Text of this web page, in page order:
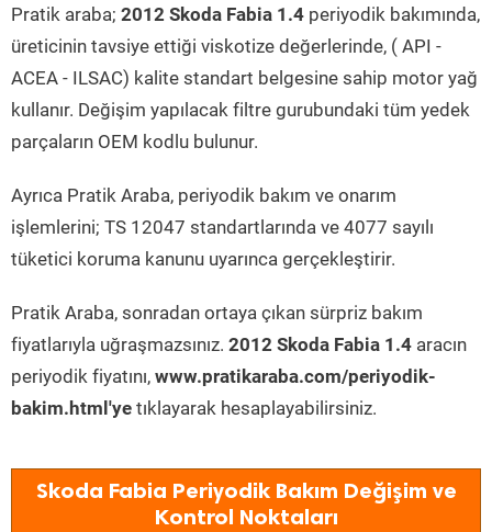
Pratik araba; 2012 Skoda Fabia 1.4 periyodik bakımında,
üreticinin tavsiye ettiği viskotize değerlerinde, ( API -
ACEA - ILSAC) kalite standart belgesine sahip motor yağ
kullanır. Değişim yapılacak filtre gurubundaki tüm yedek
parçaların OEM kodlu bulunur.
Ayrıca Pratik Araba, periyodik bakım ve onarım
işlemlerini; TS 12047 standartlarında ve 4077 sayılı
tüketici koruma kanunu uyarınca gerçekleştirir.
Pratik Araba, sonradan ortaya çıkan sürpriz bakım
fiyatlarıyla uğraşmazsınız. 2012 Skoda Fabia 1.4 aracın
periyodik fiyatını, www.pratikaraba.com/periyodik-
bakim.html'ye tıklayarak hesaplayabilirsiniz.
Skoda Fabia Periyodik Bakım Değişim ve
Kontrol Noktaları